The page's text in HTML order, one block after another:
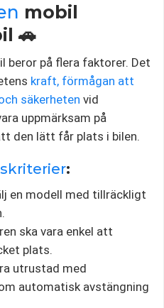
mobil
🚗️
beror på flera faktorer. Det
kraft, förmågan att
säkerheten vid
uppmärksam på
den lätt får plats i bilen.
:
en modell med tillräckligt
ska vara enkel att
plats.
utrustad med
automatisk avstängning